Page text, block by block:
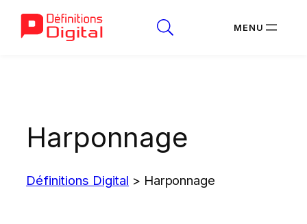
Harponnage
Définitions Digital > Harponnage